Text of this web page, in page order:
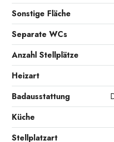
Sonstige Fläche
Separate WCs
Anzahl Stellplätze
Heizart
Badausstattung
Küche
Stellplatzart